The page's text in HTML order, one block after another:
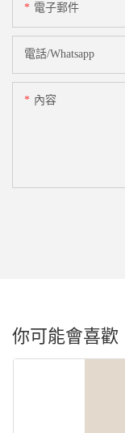
電子郵件
電話/whatsapp
內容
你可能會喜歡